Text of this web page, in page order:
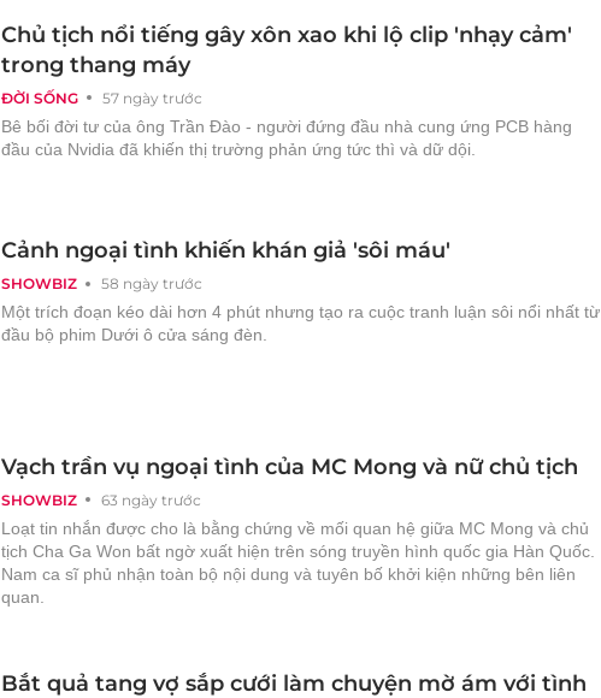
ĐỜI SỐNG 57 ngày trước
Chủ tịch nổi tiếng gây xôn xao khi lộ clip 'nhạy cảm'
trong thang máy
Bê bối đời tư của ông Trần Đào - người đứng đầu nhà cung ứng PCB hàng
đầu của Nvidia đã khiến thị trường phản ứng tức thì và dữ dội.
SHOWBIZ 58 ngày trước
Cảnh ngoại tình khiến khán giả 'sôi máu'
Một trích đoạn kéo dài hơn 4 phút nhưng tạo ra cuộc tranh luận sôi nổi nhất từ
đầu bộ phim Dưới ô cửa sáng đèn.
SHOWBIZ 63 ngày trước
Vạch trần vụ ngoại tình của MC Mong và nữ chủ tịch
Loạt tin nhắn được cho là bằng chứng về mối quan hệ giữa MC Mong và chủ
tịch Cha Ga Won bất ngờ xuất hiện trên sóng truyền hình quốc gia Hàn Quốc.
Nam ca sĩ phủ nhận toàn bộ nội dung và tuyên bố khởi kiện những bên liên
quan.
Bắt quả tang vợ sắp cưới làm chuyện mờ ám với tình